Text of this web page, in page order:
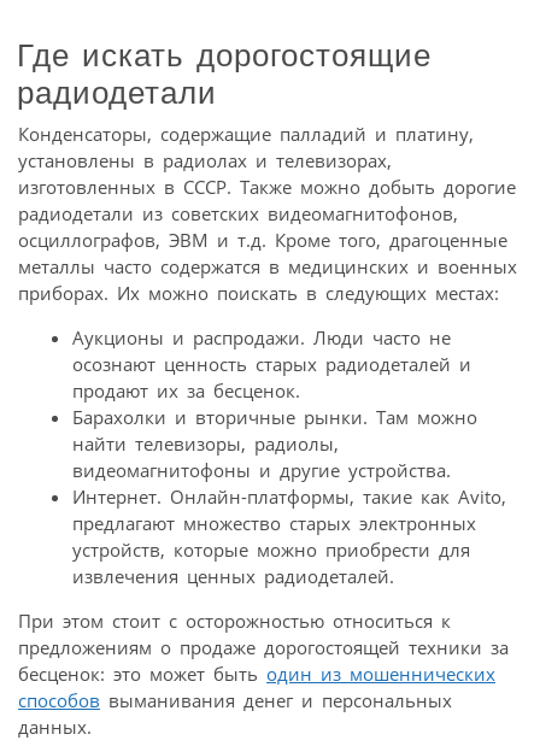
Где искать дорогостоящие
радиодетали
Конденсаторы, содержащие палладий и платину,
установлены в радиолах и телевизорах,
изготовленных в СССР. Также можно добыть дорогие
радиодетали из советских видеомагнитофонов,
осциллографов, ЭВМ и т.д. Кроме того, драгоценные
металлы часто содержатся в медицинских и военных
приборах. Их можно поискать в следующих местах:
Аукционы и распродажи. Люди часто не
осознают ценность старых радиодеталей и
продают их за бесценок.
Барахолки и вторичные рынки. Там можно
найти телевизоры, радиолы,
видеомагнитофоны и другие устройства.
Интернет. Онлайн-платформы, такие как Avito,
предлагают множество старых электронных
устройств, которые можно приобрести для
извлечения ценных радиодеталей.
При этом стоит с осторожностью относиться к
предложениям о продаже дорогостоящей техники за
бесценок: это может быть один из мошеннических
способов выманивания денег и персональных
данных.